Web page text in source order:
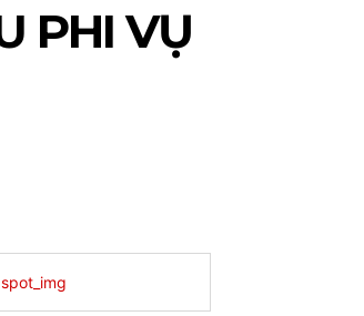
PHI VỤ